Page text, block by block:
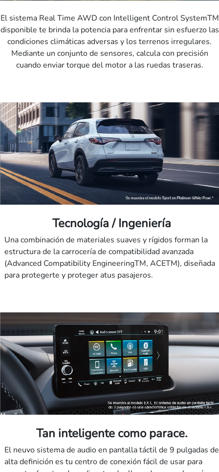
El sistema Real Time AWD con Intelligent Control SystemTM
disponible te brinda la potencia para enfrentar sin esfuerzo las
condiciones climáticas adversas y los terrenos irregulares.
Mediante un conjunto de sensores, calcula con precisión
cuando enviar torque del motor a las ruedas traseras.
Tecnología / Ingeniería
Una combinación de materiales suaves y rígidos forman la
estructura de la carrocería de compatibilidad avanzada
(Advanced Compatibility EngineeringTM, ACETM), diseñada
para protegerte y proteger atus pasajeros.
Tan inteligente como parace.
El neuvo sistema de audio en pantalla táctil de 9 pulgadas de
alta definición es tu centro de conexión fácil de usar para